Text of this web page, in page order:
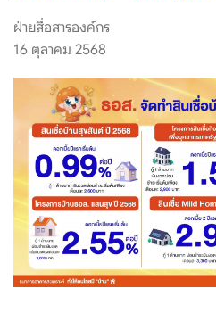
ฝ่ายสื่อสารองค์กร
16 ตุลาคม 2568